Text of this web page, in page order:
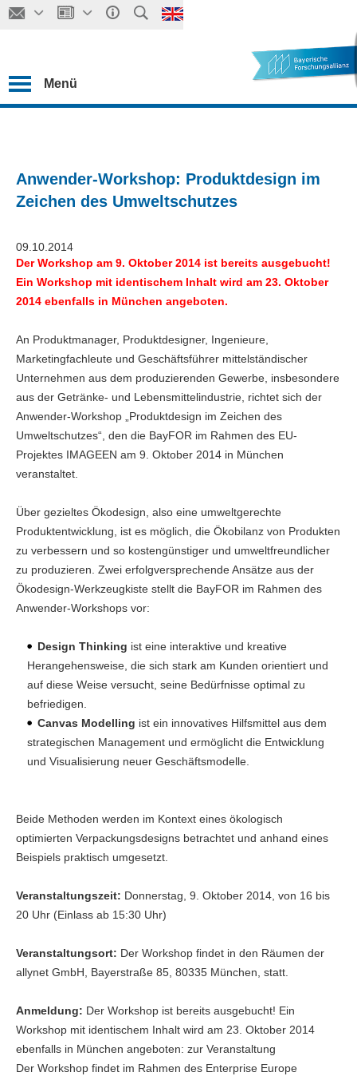
Menü
Anwender-Workshop: Produktdesign im
Zeichen des Umweltschutzes
09.10.2014
Der Workshop am 9. Oktober 2014 ist bereits ausgebucht!
Ein Workshop mit identischem Inhalt wird am 23. Oktober
2014 ebenfalls in München angeboten.
An Produktmanager, Produktdesigner, Ingenieure,
Marketingfachleute und Geschäftsführer mittelständischer
Unternehmen aus dem produzierenden Gewerbe, insbesondere
aus der Getränke- und Lebensmittelindustrie, richtet sich der
Anwender-Workshop „Produktdesign im Zeichen des
Umweltschutzes“, den die BayFOR im Rahmen des EU-
Projektes IMAGEEN am 9. Oktober 2014 in München
veranstaltet.
Über gezieltes Ökodesign, also eine umweltgerechte
Produktentwicklung, ist es möglich, die Ökobilanz von Produkten
zu verbessern und so kostengünstiger und umweltfreundlicher
zu produzieren. Zwei erfolgversprechende Ansätze aus der
Ökodesign-Werkzeugkiste stellt die BayFOR im Rahmen des
Anwender-Workshops vor:
Design Thinking ist eine interaktive und kreative
Herangehensweise, die sich stark am Kunden orientiert und
auf diese Weise versucht, seine Bedürfnisse optimal zu
befriedigen.
Canvas Modelling ist ein innovatives Hilfsmittel aus dem
strategischen Management und ermöglicht die Entwicklung
und Visualisierung neuer Geschäftsmodelle.
Beide Methoden werden im Kontext eines ökologisch
optimierten Verpackungsdesigns betrachtet und anhand eines
Beispiels praktisch umgesetzt.
Veranstaltungszeit: Donnerstag, 9. Oktober 2014, von 16 bis
20 Uhr (Einlass ab 15:30 Uhr)
Veranstaltungsort: Der Workshop findet in den Räumen der
allynet GmbH, Bayerstraße 85, 80335 München, statt.
Anmeldung: Der Workshop ist bereits ausgebucht! Ein
Workshop mit identischem Inhalt wird am 23. Oktober 2014
ebenfalls in München angeboten: zur Veranstaltung
Der Workshop findet im Rahmen des Enterprise Europe